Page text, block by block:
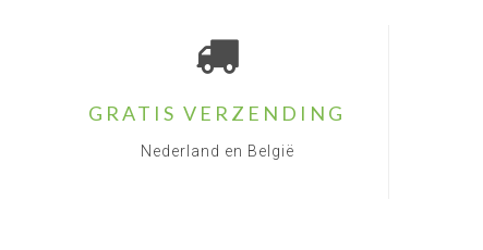
GRATIS VERZENDING
Nederland en België